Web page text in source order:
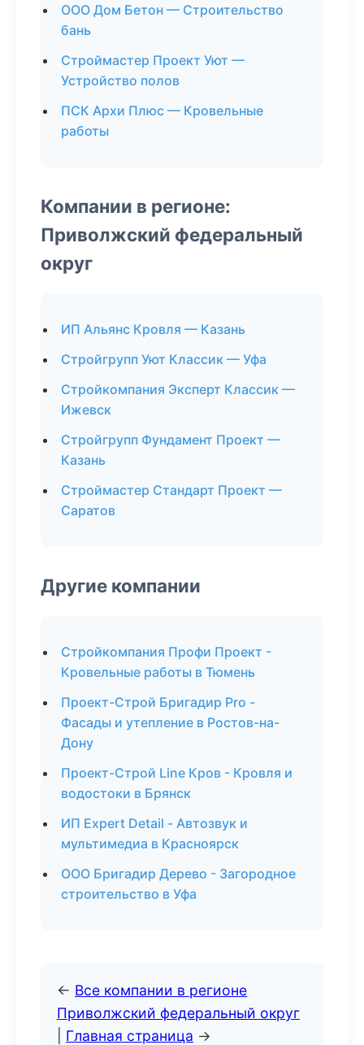
ООО Дом Бетон — Строительство
бань
Строймастер Проект Уют —
Устройство полов
ПСК Архи Плюс — Кровельные
работы
Компании в регионе:
Приволжский федеральный
округ
ИП Альянс Кровля — Казань
Стройгрупп Уют Классик — Уфа
Стройкомпания Эксперт Классик —
Ижевск
Стройгрупп Фундамент Проект —
Казань
Строймастер Стандарт Проект —
Саратов
Другие компании
Стройкомпания Профи Проект -
Кровельные работы в Тюмень
Проект-Строй Бригадир Pro -
Фасады и утепление в Ростов-на-
Дону
Проект-Строй Line Кров - Кровля и
водостоки в Брянск
ИП Expert Detail - Автозвук и
мультимедиа в Красноярск
ООО Бригадир Дерево - Загородное
строительство в Уфа
← Все компании в регионе
Приволжский федеральный округ
Главная страница →